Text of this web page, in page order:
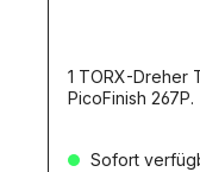
1 TORX-Dreher
PicoFinish 267P.
Sofort